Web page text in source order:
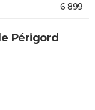
6 899
Périgord